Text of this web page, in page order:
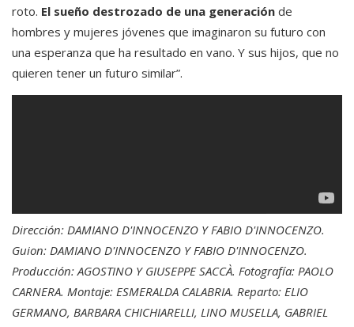
roto. El sueño destrozado de una generación de
hombres y mujeres jóvenes que imaginaron su futuro con
una esperanza que ha resultado en vano. Y sus hijos, que no
quieren tener un futuro similar”.
Dirección: DAMIANO D'INNOCENZO Y FABIO D'INNOCENZO.
Guion: DAMIANO D'INNOCENZO Y FABIO D'INNOCENZO.
Producción: AGOSTINO Y GIUSEPPE SACCÀ. Fotografía: PAOLO
CARNERA. Montaje: ESMERALDA CALABRIA. Reparto: ELIO
GERMANO, BARBARA CHICHIARELLI, LINO MUSELLA, GABRIEL